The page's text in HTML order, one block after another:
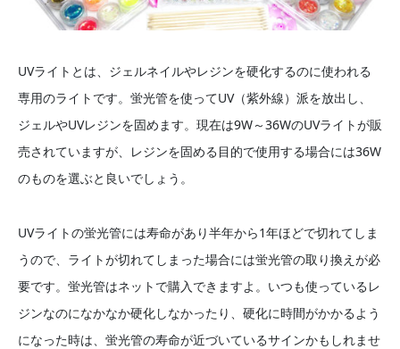
UVライトとは、ジェルネイルやレジンを硬化するのに使われる
専用のライトです。蛍光管を使ってUV（紫外線）派を放出し、
ジェルやUVレジンを固めます。現在は9W～36WのUVライトが販
売されていますが、レジンを固める目的で使用する場合には36W
のものを選ぶと良いでしょう。
UVライトの蛍光管には寿命があり半年から1年ほどで切れてしま
うので、ライトが切れてしまった場合には蛍光管の取り換えが必
要です。蛍光管はネットで購入できますよ。いつも使っているレ
ジンなのになかなか硬化しなかったり、硬化に時間がかかるよう
になった時は、蛍光管の寿命が近づいているサインかもしれませ